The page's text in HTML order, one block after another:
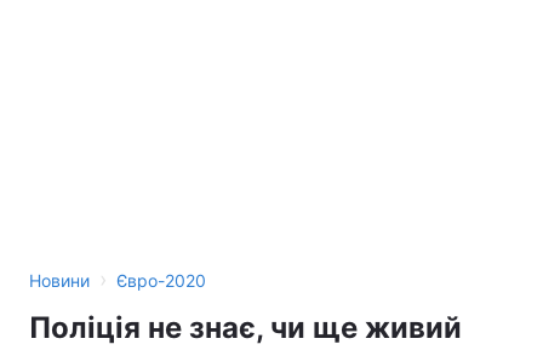
Новини › Євро-2020
Поліція не знає, чи ще живий